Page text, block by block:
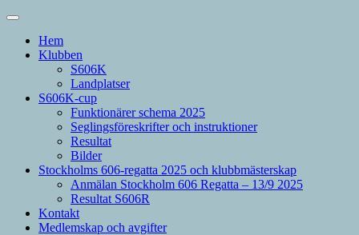
Hem
Klubben
S606K
Landplatser
S606K-cup
Funktionärer schema 2025
Seglingsföreskrifter och instruktioner
Resultat
Bilder
Stockholms 606-regatta 2025 och klubbmästerskap
Anmälan Stockholm 606 Regatta – 13/9 2025
Resultat S606R
Kontakt
Medlemskap och avgifter